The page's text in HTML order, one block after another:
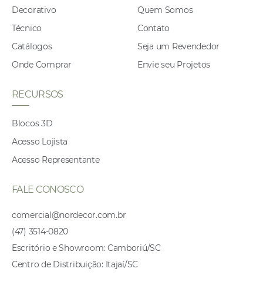
Decorativo
Técnico
Catálogos
Onde Comprar
Quem Somos
Contato
Seja um Revendedor
Envie seu Projetos
RECURSOS
Blocos 3D
Acesso Lojista
Acesso Representante
FALE CONOSCO
comercial@nordecor.com.br
(47) 3514-0820
Escritório e Showroom: Camboriú/SC
Centro de Distribuição: Itajaí/SC